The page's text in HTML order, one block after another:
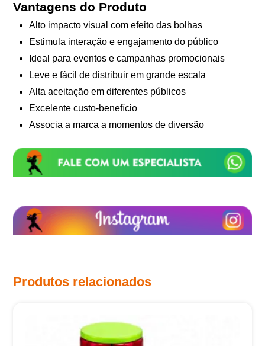
Vantagens do Produto
Alto impacto visual com efeito das bolhas
Estimula interação e engajamento do público
Ideal para eventos e campanhas promocionais
Leve e fácil de distribuir em grande escala
Alta aceitação em diferentes públicos
Excelente custo-benefício
Associa a marca a momentos de diversão
Produtos relacionados